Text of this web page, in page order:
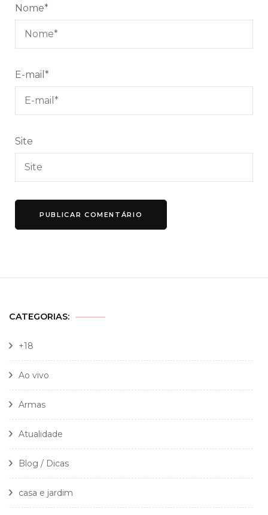
Nome*
E-mail *
Site
CATEGORIAS:
+18
Ao vivo
Armas
Atualidade
Blog / Dicas
casa e jardim